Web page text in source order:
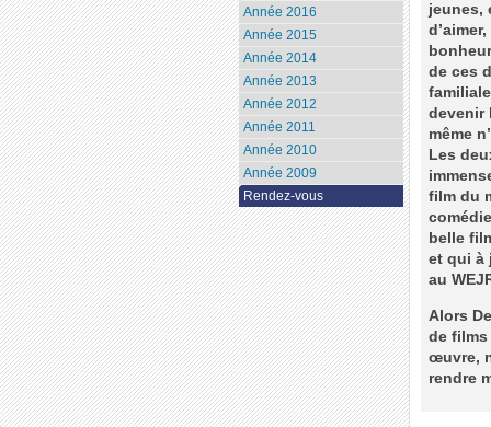
jeunes,
de ces
devenir
même
Les
film du
belle
et qui à
au
Alors
de films
œuvre,
rendre
Année 2016
Année 2015
Année 2014
Année 2013
Année 2012
Année 2011
Année 2010
Année 2009
Rendez-vous